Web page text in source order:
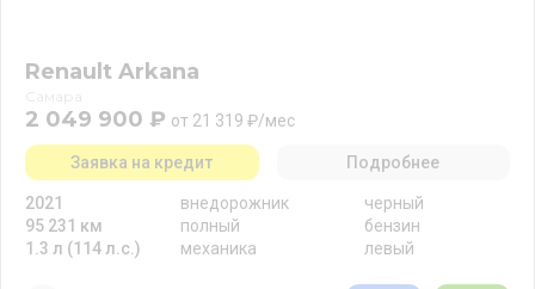
Renault Arkana
Самара
2 049 900 ₽ от 21 319 ₽/мес
2021
95 231 км
1.3 л (114 л.с.)
внедорожник
полный
механика
черный
бензин
левый
Заявка на кредит Подробнее